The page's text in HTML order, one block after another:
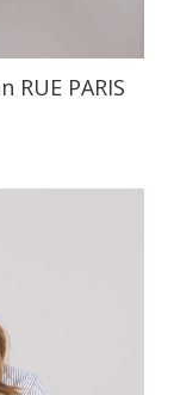
RUE PARIS